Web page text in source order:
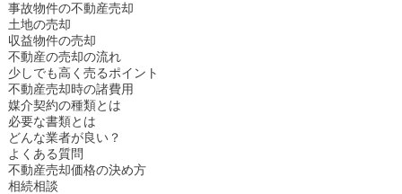
事故物件の不動産売却
土地の売却
収益物件の売却
不動産の売却の流れ
少しでも高く売るポイント
不動産売却時の諸費用
媒介契約の種類とは
必要な書類とは
どんな業者が良い？
よくある質問
不動産売却価格の決め方
相続相談